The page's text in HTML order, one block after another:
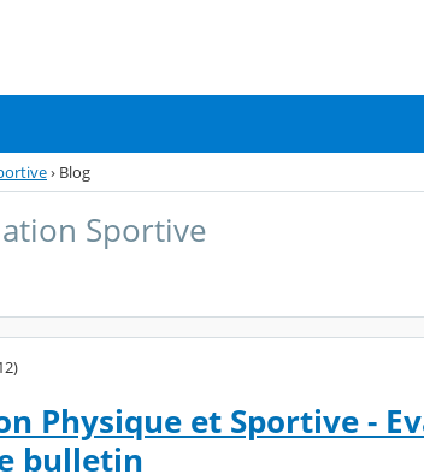
› Blog
Sportive
Physique et Sportive -
bulletin